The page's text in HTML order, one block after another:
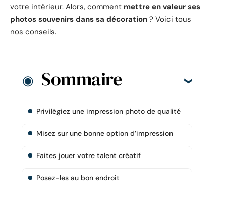
votre intérieur. Alors, comment mettre en valeur ses
photos souvenirs dans sa décoration ? Voici tous
nos conseils.
Sommaire
Privilégiez une impression photo de qualité
Misez sur une bonne option d’impression
Faites jouer votre talent créatif
Posez-les au bon endroit